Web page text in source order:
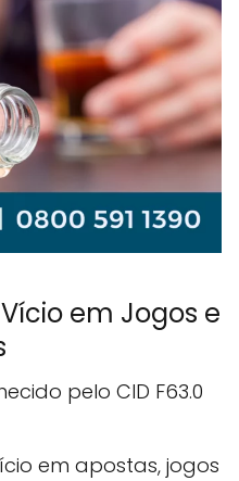
em Jogos e
pelo CID F63.0
em apostas, jogos